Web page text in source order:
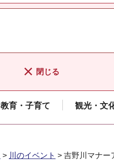
閉じる
教育・子育て 観光・文
> 川のイベント > 吉野川マナー